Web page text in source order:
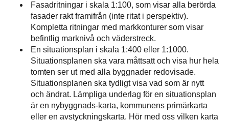
Fasadritningar i skala 1:100, som visar alla berörda
fasader rakt framifrån (inte ritat i perspektiv).
Kompletta ritningar med markkonturer som visar
befintlig marknivå och väderstreck.
En situationsplan i skala 1:400 eller 1:1000.
Situationsplanen ska vara måttsatt och visa hur hela
tomten ser ut med alla byggnader redovisade.
Situationsplanen ska tydligt visa vad som är nytt
och ändrat. Lämpliga underlag för en situationsplan
är en nybyggnads-karta, kommunens primärkarta
eller en avstyckningskarta. Hör med oss vilken karta